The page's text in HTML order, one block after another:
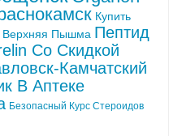
Купить
Верхняя Пышма Пептид
Со Скидкой
Камчатский
В Аптеке
Безопасный Курс Стероидов